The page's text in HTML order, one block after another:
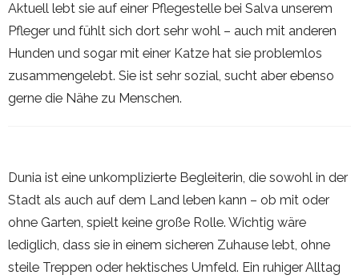
Aktuell lebt sie auf einer Pflegestelle bei Salva unserem
Pfleger und fühlt sich dort sehr wohl – auch mit anderen
Hunden und sogar mit einer Katze hat sie problemlos
zusammengelebt. Sie ist sehr sozial, sucht aber ebenso
gerne die Nähe zu Menschen.
Dunia ist eine unkomplizierte Begleiterin, die sowohl in der
Stadt als auch auf dem Land leben kann – ob mit oder
ohne Garten, spielt keine große Rolle. Wichtig wäre
lediglich, dass sie in einem sicheren Zuhause lebt, ohne
steile Treppen oder hektisches Umfeld. Ein ruhiger Alltag